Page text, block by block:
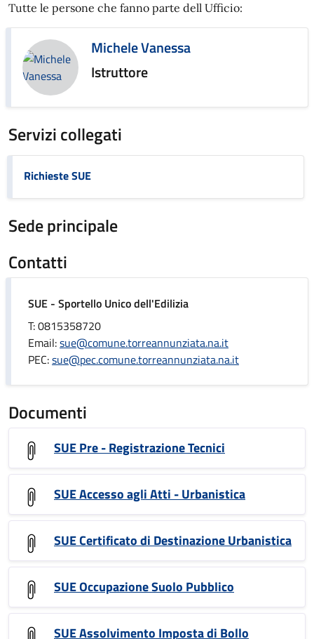
Tutte le persone che fanno parte dell Ufficio:
Michele Vanessa
Istruttore
Servizi collegati
Richieste SUE
Sede principale
Contatti
SUE - Sportello Unico dell'Edilizia
T: 0815358720
Email:sue@comune.torreannunziata.na.it
PEC:sue@pec.comune.torreannunziata.na.it
Documenti
SUE Pre - Registrazione Tecnici
SUE Accesso agli Atti - Urbanistica
SUE Certificato di Destinazione Urbanistica
SUE Occupazione Suolo Pubblico
SUE Assolvimento Imposta di Bollo